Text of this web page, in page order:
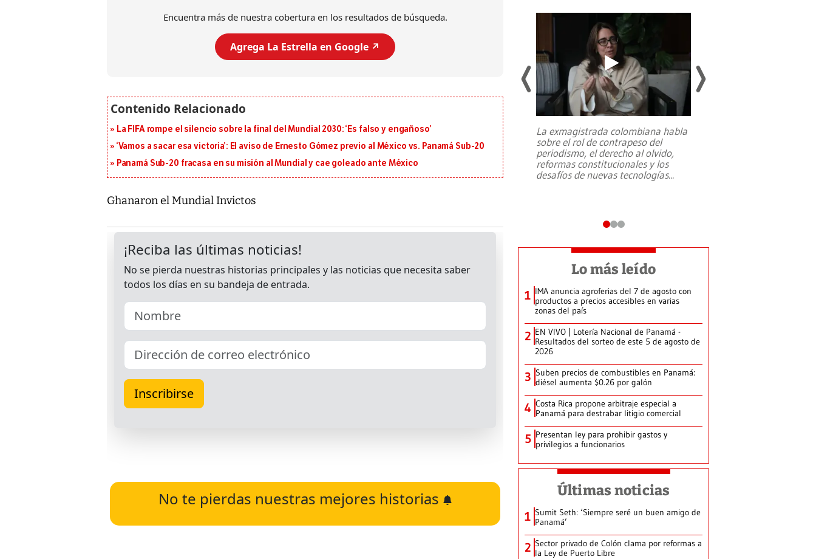
Encuentra más de nuestra cobertura en los resultados de búsqueda.
Agrega La Estrella en Google ↗️
La FIFA rompe el silencio sobre la final del Mundial 2030: ‘Es falso y engañoso’
‘Vamos a sacar esa victoria’: El aviso de Ernesto Gómez previo al México vs. Panamá Sub-20
Panamá Sub-20 fracasa en su misión al Mundial y cae goleado ante México
Ghanaron el Mundial Invictos
No te pierdas nuestras mejores historias
Un fuerte terremoto de magnitud
julio en la prefectura de Kumamoto,
al sur de Japón, provocando una
emergencia de gran...
La exmagistrada colombiana habla
sobre el rol de contrapeso del
periodismo, el derecho al olvido,
reformas constitucionales y los
desafíos de nuevas tecnologías...
Lo más leído
1 IMA anuncia agroferias del 7 de agosto con
productos a precios accesibles en varias
zonas del país
2 EN VIVO | Lotería Nacional de Panamá -
Resultados del sorteo de este 5 de agosto de
2026
3 Suben precios de combustibles en Panamá:
diésel aumenta $0.26 por galón
4 Costa Rica propone arbitraje especial a
Panamá para destrabar litigio comercial
5 Presentan ley para prohibir gastos y
privilegios a funcionarios
Últimas noticias
1 Sumit Seth: ‘Siempre seré un buen amigo de
Panamá’
2 Sector privado de Colón clama por reformas a
la Ley de Puerto Libre